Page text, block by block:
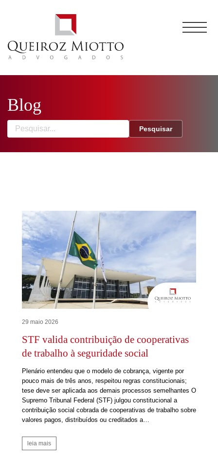
Blog
Pesquisar
29 maio 2026
STF valida contribuição de cooperativas
de trabalho à seguridade social
Plenário entendeu que o modelo de cobrança, vigente por
pouco mais de três anos, respeitou regras constitucionais;
tese deve ser aplicada aos demais processos semelhantes O
Supremo Tribunal Federal (STF) julgou constitucional a
contribuição social cobrada de cooperativas de trabalho sobre
valores pagos, distribuídos ou creditados a…
leia mais